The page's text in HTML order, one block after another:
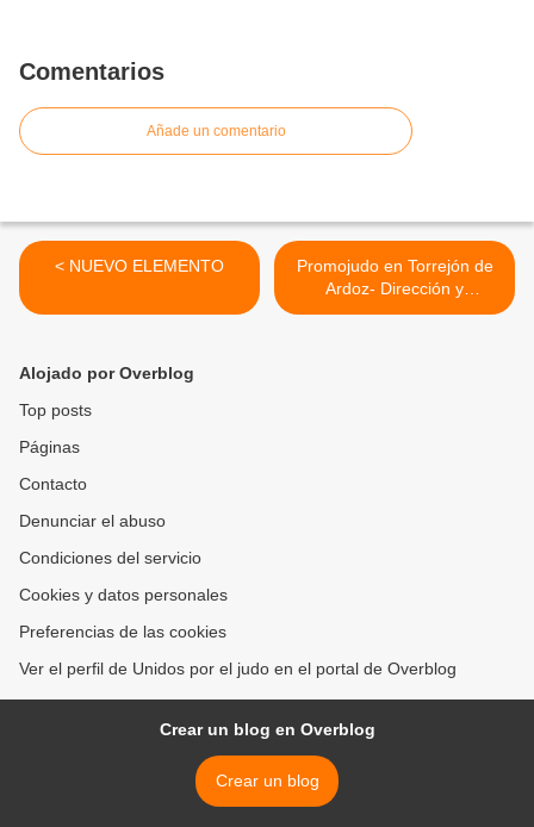
Comentarios
Añade un comentario
< NUEVO ELEMENTO
Promojudo en Torrejón de
Ardoz- Dirección y
autorización >
Alojado por Overblog
Top posts
Páginas
Contacto
Denunciar el abuso
Condiciones del servicio
Cookies y datos personales
Preferencias de las cookies
Ver el perfil de Unidos por el judo en el portal de Overblog
Crear un blog en Overblog
Crear un blog